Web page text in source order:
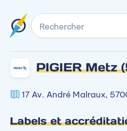
Rechercher
PIGIER Metz
17 Av. André Malraux,
Labels et